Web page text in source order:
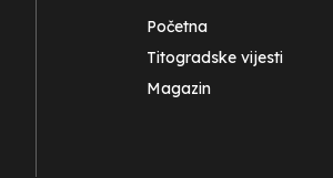
Početna
Titogradske vijesti
Magazin